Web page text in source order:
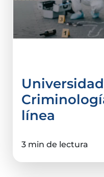
línea
3 min de lectura